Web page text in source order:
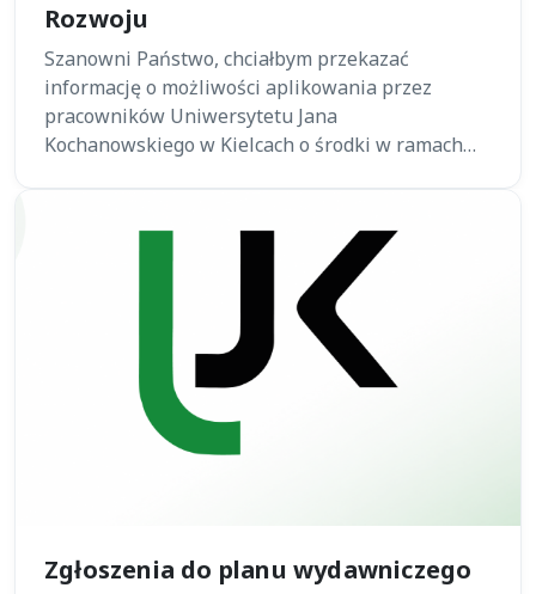
Rozwoju
Szanowni Państwo, chciałbym przekazać
informację o możliwości aplikowania przez
pracowników Uniwersytetu Jana
Kochanowskiego w Kielcach o środki w ramach…
Zgłoszenia do planu wydawniczego